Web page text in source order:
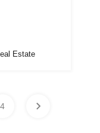
Estate
4